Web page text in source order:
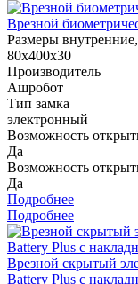
Врезной
Размеры
80х400х30
Производитель
Ашробот
Тип замка
электронный
Возможность
Да
Возможность
Да
Подробнее
Подробнее
Врезной скрытый
Battery Plus с